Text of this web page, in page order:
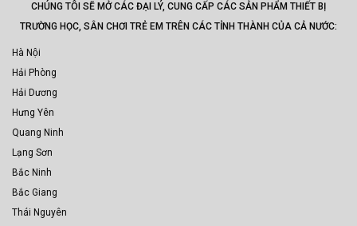
CHÚNG TÔI SẼ MỞ CÁC ĐẠI LÝ, CUNG CẤP CÁC SẢN PHẨM THIẾT BỊ
TRƯỜNG HỌC, SÂN CHƠI TRẺ EM TRÊN CÁC TỈNH THÀNH CỦA CẢ NƯỚC:
Hà Nội
Hải Phòng
Hải Dương
Hưng Yên
Quang Ninh
Lạng Sơn
Bắc Ninh
Bắc Giang
Thái Nguyên